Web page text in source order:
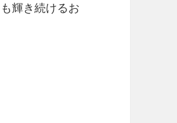
輝き続けるお